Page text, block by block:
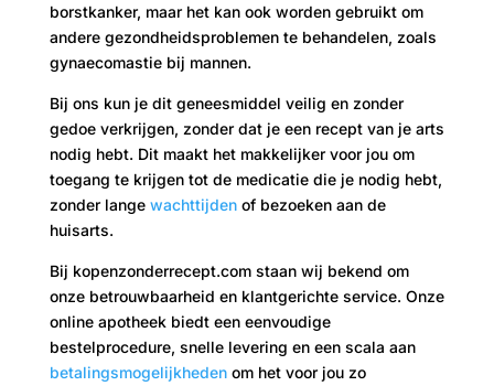
borstkanker, maar het kan ook worden gebruikt om
andere gezondheidsproblemen te behandelen, zoals
gynaecomastie bij mannen.
Bij ons kun je dit geneesmiddel veilig en zonder
gedoe verkrijgen, zonder dat je een recept van je arts
nodig hebt. Dit maakt het makkelijker voor jou om
toegang te krijgen tot de medicatie die je nodig hebt,
zonder lange wachttijdenof bezoeken aan de
huisarts.
Bij kopenzonderrecept.com staan wij bekend om
onze betrouwbaarheid en klantgerichte service. Onze
online apotheek biedt een eenvoudige
bestelprocedure, snelle levering en een scala aan
betalingsmogelijkhedenom het voor jou zo